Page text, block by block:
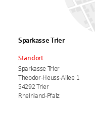
Sparkasse Trier
Standort
Sparkasse Trier
Theodor-Heuss-Allee 1
54292 Trier
Rheinland-Pfalz